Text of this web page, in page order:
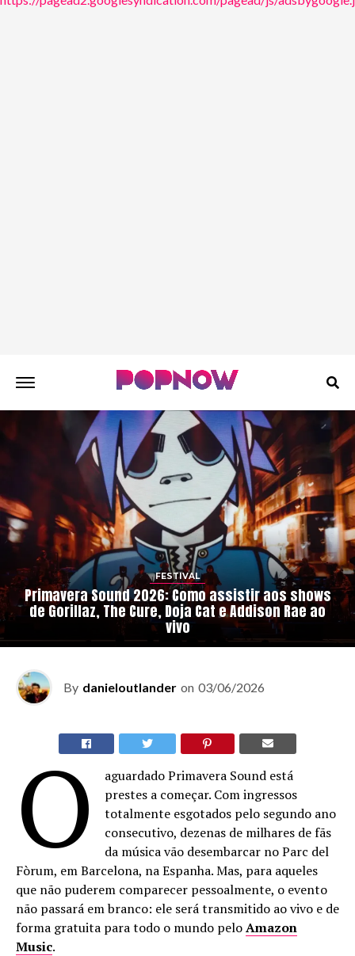
FESTIVAL
Primavera Sound 2026: Como assistir aos shows
de Gorillaz, The Cure, Doja Cat e Addison Rae ao
vivo
By danieloutlander on 03/06/2026
O
aguardado Primavera Sound está
prestes a começar. Com ingressos
totalmente esgotados pelo segundo ano
consecutivo, dezenas de milhares de fãs
da música vão desembarcar no Parc del
Fòrum, em Barcelona, na Espanha. Mas, para aqueles
que não puderem comparecer pessoalmente, o evento
não passará em branco: ele será transmitido ao vivo e de
forma gratuita para todo o mundo peloAmazon
Music.